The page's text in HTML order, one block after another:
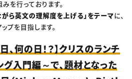
ョナル×つながる×メディア
を行っております。
がら英文の理解度を上げる」をテーマに、
プを目指します。
、何の日！？】クリスのランチ
入門編～で、題材となった